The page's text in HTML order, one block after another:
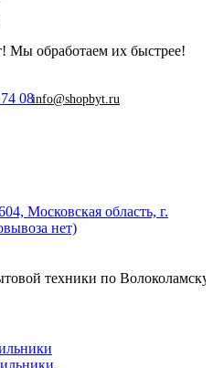
Мы обработаем их быстрее!
08info@shopbyt.ru
Московская область, г.
нет)